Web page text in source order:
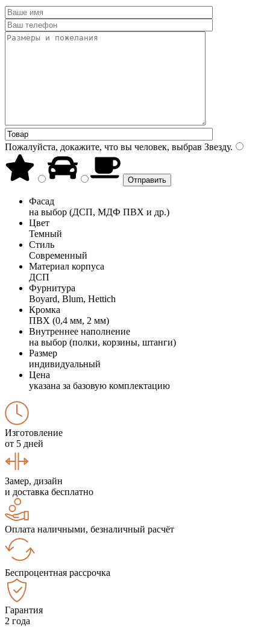
Пожалуйста, докажите, что вы человек, выбрав Звезду.
Фасад
на выбор (ДСП, МДФ ПВХ и др.)
Цвет
Темный
Стиль
Современный
Материал корпуса
ДСП
Фурнитура
Boyard, Blum, Hettich
Кромка
ПВХ (0,4 мм, 2 мм)
Внутреннее наполнение
на выбор (полки, корзины, штанги)
Размер
индивидуальный
Цена
указана за базовую комплектацию
Изготовление
от 5 дней
Замер, дизайн
и доставка бесплатно
Оплата наличными, безналичный расчёт
Беспроцентная рассрочка
Гарантия
2 года